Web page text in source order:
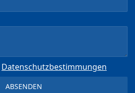
Datenschutz­bestimmungen